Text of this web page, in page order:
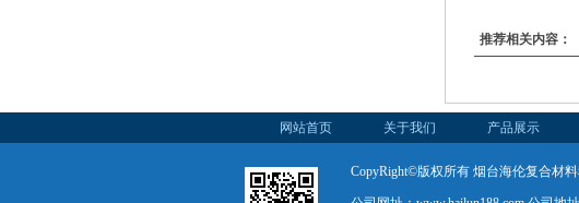
推荐相关内容：
网站首页 关于我们 产品展示
CopyRight©版权所有 烟台海伦复合材